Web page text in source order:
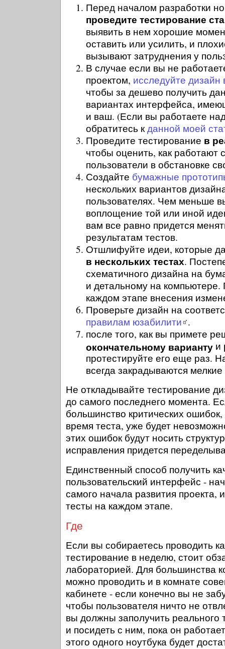
Перед началом разработки
проведите тестирование
выявить в нем хорошие
оставить или усилить, и
вызывают затруднения у
В случае если вы не
проектом, исследуйте дизайн
чтобы за дешево получить
вариантах интерфейса,
и ваш. (Если вы работаете
обратитесь к данной моей
Проведите тестирование в
чтобы оценить, как работают
пользователи в обстановке
Создайте бумажные
нескольких вариантов
пользователях. Чем меньше
воплощение той или иной
вам все равно придется
результатам тестов.
Отшлифуйте идеи, которые
в нескольких тестах.
схематичного дизайна на
и детальному на
каждом этапе внесения
Проверьте дизайн на
правилам юзабилити .
после того, как вы примете
окончательному варианту и
протестируйте его еще раз.
всегда закрадываются
Не откладывайте тестирование
до самого последнего момента.
большинство критических
время теста, уже будет
этих ошибок будут носить
исправления придется
Единственный способ получить
пользовательский интерфейс -
самого начала развития проекта,
тесты на каждом этапе.
Где
Если вы собираетесь проводить
тестирование в неделю, стоит
лабораторией. Для большинства
можно проводить и в комнате
кабинете - если конечно вы не
чтобы пользователя ничто не
вы должны заполучить реального
и посидеть с ним, пока он
этого одного ноутбука будет